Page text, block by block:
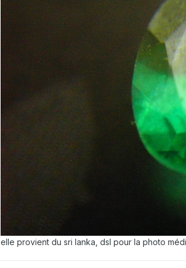
elle provient du sri lanka, dsl pour la photo